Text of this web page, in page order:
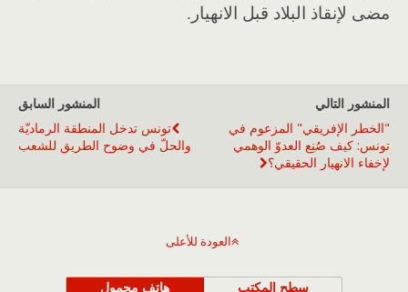
مضى لإنقاذ البلاد قبل الانهيار .
المنشور السابق
تونس تدخل المنطقة الرماديّة
والحلّ في وضوح الطريق للشعب
المنشور التالي
"الخطر الإفريقي" المزعوم في
تونس: كيف صُنِع العدوّ الوهمي
لإخفاء الانهيار الحقيقي؟
العودة للأعلى
هاتف محمول سطح المكتب